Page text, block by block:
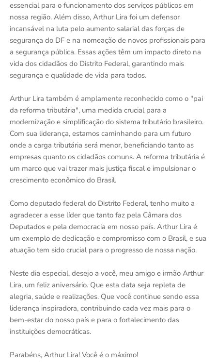
essencial para o funcionamento dos serviços públicos em
nossa região. Além disso, Arthur Lira foi um defensor
incansável na luta pelo aumento salarial das forças de
segurança do DF e na nomeação de novos profissionais para
a segurança pública. Essas ações têm um impacto direto na
vida dos cidadãos do Distrito Federal, garantindo mais
segurança e qualidade de vida para todos.
Arthur Lira também é amplamente reconhecido como o "pai
da reforma tributária", uma medida crucial para a
modernização e simplificação do sistema tributário brasileiro.
Com sua liderança, estamos caminhando para um futuro
onde a carga tributária será menor, beneficiando tanto as
empresas quanto os cidadãos comuns. A reforma tributária é
um marco que vai trazer mais justiça fiscal e impulsionar o
crescimento econômico do Brasil.
Como deputado federal do Distrito Federal, tenho muito a
agradecer a esse líder que tanto faz pela Câmara dos
Deputados e pela democracia em nosso país. Arthur Lira é
um exemplo de dedicação e compromisso com o Brasil, e sua
atuação tem sido crucial para o progresso de nossa nação.
Neste dia especial, desejo a você, meu amigo e irmão Arthur
Lira, um feliz aniversário. Que esta data seja repleta de
alegria, saúde e realizações. Que você continue sendo essa
liderança inspiradora, contribuindo cada vez mais para o
bem-estar do nosso país e para o fortalecimento das
instituições democráticas.
Parabéns, Arthur Lira! Você é o máximo!